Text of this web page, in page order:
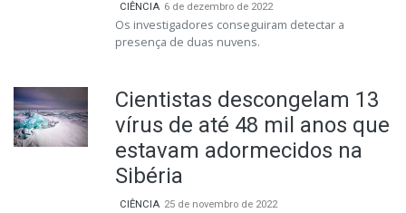
CIÊNCIA 6 de dezembro de 2022
Os investigadores conseguiram detectar a
presença de duas nuvens.
Cientistas descongelam 13
vírus de até 48 mil anos que
estavam adormecidos na
Sibéria
CIÊNCIA 25 de novembro de 2022